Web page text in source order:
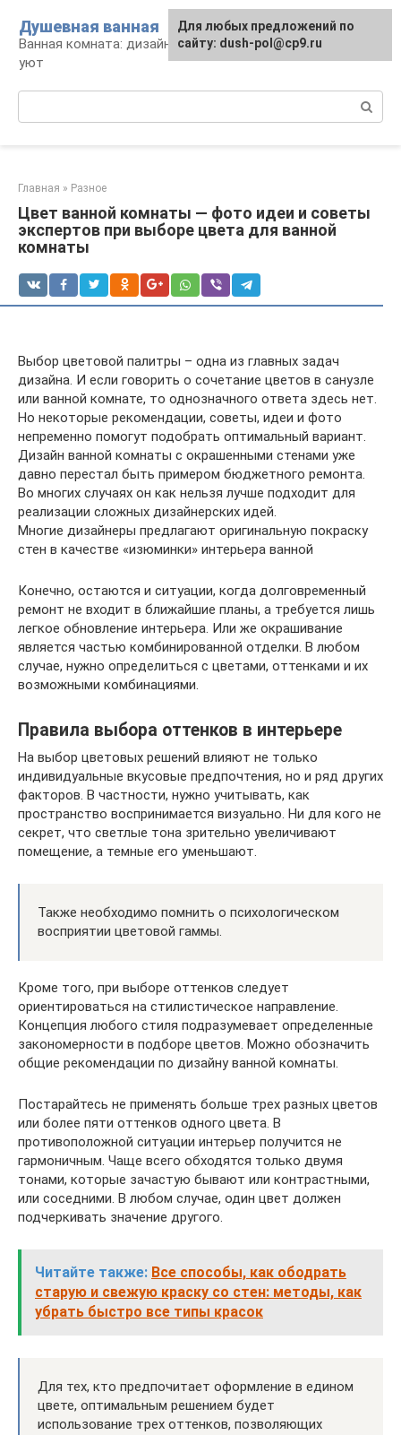
контенту
Душевная ванная
Ванная комната: дизайн, саноборудование,
уют
Главная » Разное
Цвет ванной комнаты — фото идеи и советы
экспертов при выборе цвета для ванной
комнаты
Выбор цветовой палитры – одна из главных задач
дизайна. И если говорить о сочетание цветов в санузле
или ванной комнате, то однозначного ответа здесь нет.
Но некоторые рекомендации, советы, идеи и фото
непременно помогут подобрать оптимальный вариант.
Дизайн ванной комнаты с окрашенными стенами уже
давно перестал быть примером бюджетного ремонта.
Во многих случаях он как нельзя лучше подходит для
реализации сложных дизайнерских идей.
Многие дизайнеры предлагают оригинальную покраску
стен в качестве «изюминки» интерьера ванной
Конечно, остаются и ситуации, когда долговременный
ремонт не входит в ближайшие планы, а требуется лишь
легкое обновление интерьера. Или же окрашивание
является частью комбинированной отделки. В любом
случае, нужно определиться с цветами, оттенками и их
возможными комбинациями.
Правила выбора оттенков в интерьере
На выбор цветовых решений влияют не только
индивидуальные вкусовые предпочтения, но и ряд других
факторов. В частности, нужно учитывать, как
пространство воспринимается визуально. Ни для кого не
секрет, что светлые тона зрительно увеличивают
помещение, а темные его уменьшают.
Также необходимо помнить о психологическом
восприятии цветовой гаммы.
Кроме того, при выборе оттенков следует
ориентироваться на стилистическое направление.
Концепция любого стиля подразумевает определенные
закономерности в подборе цветов. Можно обозначить
общие рекомендации по дизайну ванной комнаты.
Постарайтесь не применять больше трех разных цветов
или более пяти оттенков одного цвета. В
противоположной ситуации интерьер получится не
гармоничным. Чаще всего обходятся только двумя
тонами, которые зачастую бывают или контрастными,
или соседними. В любом случае, один цвет должен
подчеркивать значение другого.
Читайте также: Все способы, как ободрать
старую и свежую краску со стен: методы, как
убрать быстро все типы красок
Для тех, кто предпочитает оформление в едином
цвете, оптимальным решением будет
использование трех оттенков, позволяющих
Для любых предложений по
сайту: dush-pol@cp9.ru